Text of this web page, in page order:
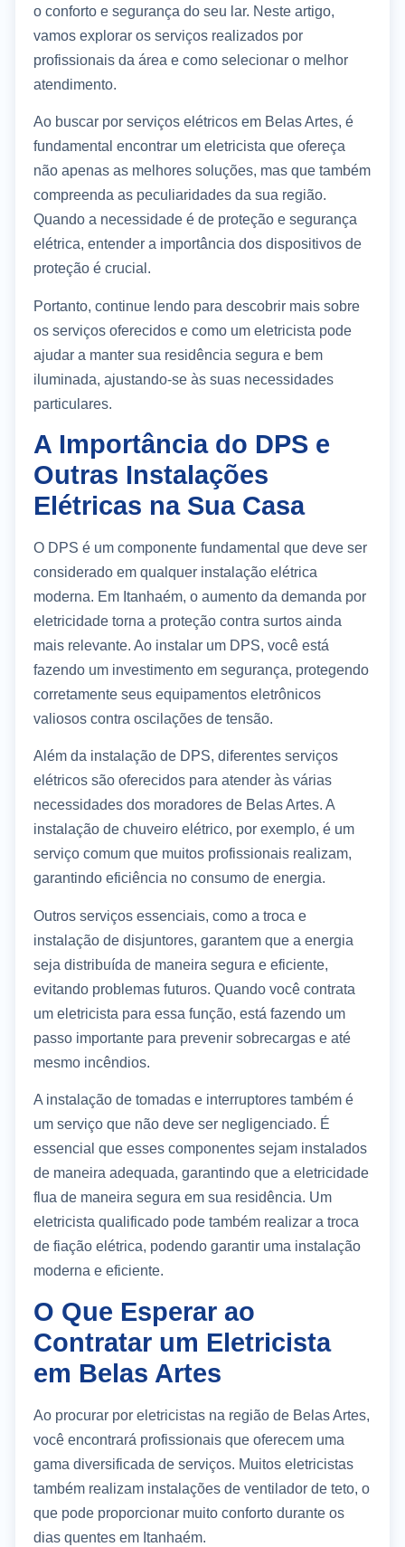
o conforto e segurança do seu lar. Neste artigo,
vamos explorar os serviços realizados por
profissionais da área e como selecionar o melhor
atendimento.
Ao buscar por serviços elétricos em Belas Artes, é
fundamental encontrar um eletricista que ofereça
não apenas as melhores soluções, mas que também
compreenda as peculiaridades da sua região.
Quando a necessidade é de proteção e segurança
elétrica, entender a importância dos dispositivos de
proteção é crucial.
Portanto, continue lendo para descobrir mais sobre
os serviços oferecidos e como um eletricista pode
ajudar a manter sua residência segura e bem
iluminada, ajustando-se às suas necessidades
particulares.
A Importância do DPS e
Outras Instalações
Elétricas na Sua Casa
O DPS é um componente fundamental que deve ser
considerado em qualquer instalação elétrica
moderna. Em Itanhaém, o aumento da demanda por
eletricidade torna a proteção contra surtos ainda
mais relevante. Ao instalar um DPS, você está
fazendo um investimento em segurança, protegendo
corretamente seus equipamentos eletrônicos
valiosos contra oscilações de tensão.
Além da instalação de DPS, diferentes serviços
elétricos são oferecidos para atender às várias
necessidades dos moradores de Belas Artes. A
instalação de chuveiro elétrico, por exemplo, é um
serviço comum que muitos profissionais realizam,
garantindo eficiência no consumo de energia.
Outros serviços essenciais, como a troca e
instalação de disjuntores, garantem que a energia
seja distribuída de maneira segura e eficiente,
evitando problemas futuros. Quando você contrata
um eletricista para essa função, está fazendo um
passo importante para prevenir sobrecargas e até
mesmo incêndios.
A instalação de tomadas e interruptores também é
um serviço que não deve ser negligenciado. É
essencial que esses componentes sejam instalados
de maneira adequada, garantindo que a eletricidade
flua de maneira segura em sua residência. Um
eletricista qualificado pode também realizar a troca
de fiação elétrica, podendo garantir uma instalação
moderna e eficiente.
O Que Esperar ao
Contratar um Eletricista
em Belas Artes
Ao procurar por eletricistas na região de Belas Artes,
você encontrará profissionais que oferecem uma
gama diversificada de serviços. Muitos eletricistas
também realizam instalações de ventilador de teto, o
que pode proporcionar muito conforto durante os
dias quentes em Itanhaém.